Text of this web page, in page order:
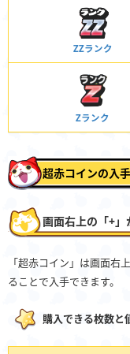
ZZランク
Zランク
超赤コインの入
画面右上の「+」
「超赤コイン」は画面右
ることで入手できます。
購入できる枚数と